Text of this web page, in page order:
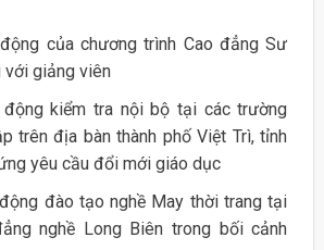
của chương trình Cao đẳng Sư
giảng viên
kiểm tra nội bộ tại các trường
trên địa bàn thành phố Việt Trì, tỉnh
yêu cầu đổi mới giáo dục
đào tạo nghề May thời trang tại
nghề Long Biên trong bối cảnh